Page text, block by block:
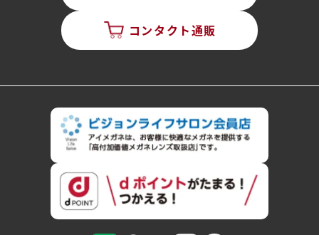
コンタクト通販